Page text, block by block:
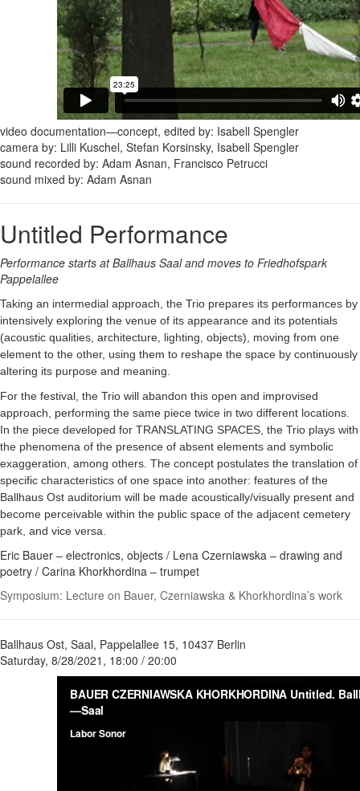
video documentation—concept, edited by: Isabell Spengler
camera by: Lilli Kuschel, Stefan Korsinsky, Isabell Spengler
sound recorded by: Adam Asnan, Francisco Petrucci
sound mixed by: Adam Asnan
Untitled Performance
Performance starts at Ballhaus Saal and moves to Friedhofspark
Pappelallee
Taking an intermedial approach, the Trio prepares its performances by
intensively exploring the venue of its appearance and its potentials
(acoustic qualities, architecture, lighting, objects), moving from one
element to the other, using them to reshape the space by continuously
altering its purpose and meaning.
For the festival, the Trio will abandon this open and improvised
approach, performing the same piece twice in two different locations.
In the piece developed for TRANSLATING SPACES, the Trio plays with
the phenomena of the presence of absent elements and symbolic
exaggeration, among others. The concept postulates the translation of
specific characteristics of one space into another: features of the
Ballhaus Ost auditorium will be made acoustically/visually present and
become perceivable within the public space of the adjacent cemetery
park, and vice versa.
Eric Bauer – electronics, objects / Lena Czerniawska – drawing and
poetry / Carina Khorkhordina – trumpet
Symposium: Lecture on Bauer, Czerniawska & Khorkhordina’s work
Ballhaus Ost, Saal, Pappelallee 15, 10437 Berlin
Saturday, 8/28/2021, 18:00 / 20:00